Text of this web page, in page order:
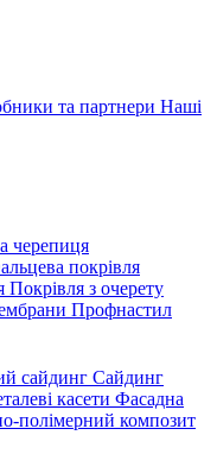
та партнери Наші
черепиця
покрівля
Покрівля з очерету
Профнастил
сайдинг Сайдинг
касети Фасадна
полімерний композит